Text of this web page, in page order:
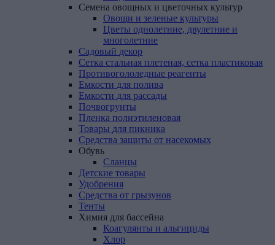
Семена овощных и цветочных культур
Овощи и зеленые культуры
Цветы однолетние, двулетние и
многолетние
Садовый декор
Сетка стальная плетеная, сетка пластиковая
Противогололедные реагенты
Емкости для полива
Емкости для рассады
Почвогрунты
Пленка полиэтиленовая
Товары для пикника
Средства защиты от насекомых
Обувь
Сланцы
Детские товары
Удобрения
Средства от грызунов
Тенты
Химия для бассейна
Коагулянты и альгициды
Хлор